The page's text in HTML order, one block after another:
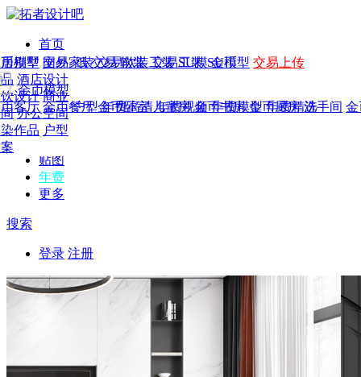
首页
发现
年费 作品 图纸 交易 软装 工装 SU模 金币
年费版块
费图纸 年费户型 年费高清 年费视频 年费模型 年费精选
作品
别墅 国外
酒店设计
设计 商业
办公空间
作品 户型
模型
模型 交易家装 交易软装 交易工装 SU模型 交易上传
金币模型
客厅 金币餐厅 金币卧室 儿童房 金币书房 金币厨房 洗手间 金
CAD
概念
贴图
年费
更多
搜索
登录 注册